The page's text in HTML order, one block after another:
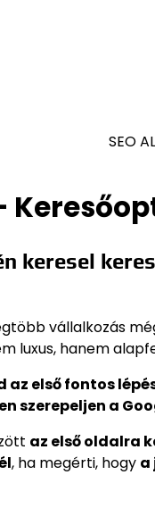
SEO
keresel
vállalkozás
luxus, hanem
az első fontos
szerepeljen a
az első oldalra
, ha megérti, hogy a